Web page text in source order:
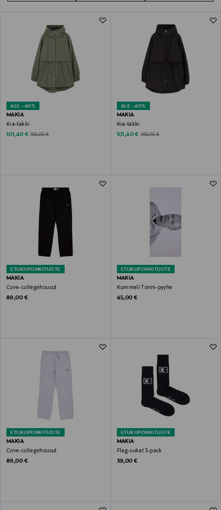
ALE –40%
MAKIA
Kia-takki
Discounted Price
101,40 € Original Price
169,00 €
ALE –40%
MAKIA
Kia-takki
Discounted Price
101,40 € Original Price
169,00 €
ETUKUPONKITUOTE
MAKIA
Cove-collegehousut
Original Price
89,00 €
ETUKUPONKITUOTE
MAKIA
Kummeli Tonni-pyyhe
Original Price
45,00 €
ETUKUPONKITUOTE
MAKIA
Cove-collegehousut
Original Price
89,00 €
ETUKUPONKITUOTE
MAKIA
Flag-sukat 3-pack
Original Price
39,00 €